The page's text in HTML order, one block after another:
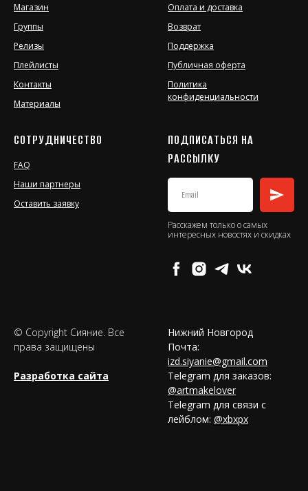
Магазин
Группы
Релизы
Плейлисты
Контакты
Материалы
Оплата и доставка
Возврат
Поддержка
Публичная оферта
Политика
конфиденциальности
СОТРУДНИЧЕСТВО
FAQ
Наши партнеры
Оставить заявку
ПОДПИСАТЬСЯ НА
РАССЫЛКУ
Расскажем только о самых
интересных новостях и скидках
© Copyright Сияние. Все
права защищены
Разработка сайта
Нижний Новгород
Почта:
izd.siyanie@gmail.com
Telegram для заказов:
@artmakelover
Telegram для связи с
лейблом: @xbxpx